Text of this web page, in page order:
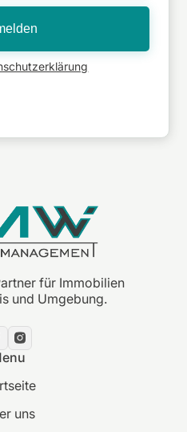
für Immobilien
und Umgebung.
uns